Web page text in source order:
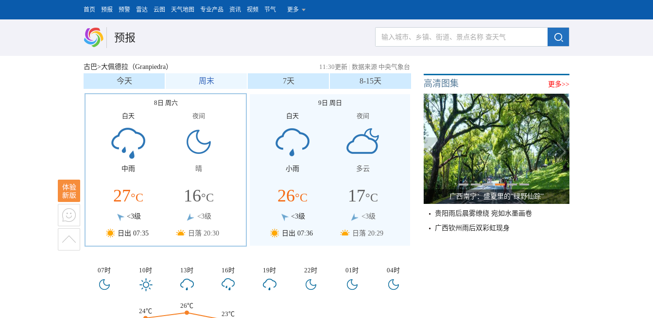
首页 预报 预警 雷达 云图 天气地图 专业产品 资讯 视频 节气 更多
预报
古巴>大佩德拉（Granpiedra） 11:30更新 | 数据来源 中央气象台
今天 周末 7天 8-15天
8日 周六
白天
中雨
27°C
<3级
日出 07:35
夜间
晴
16°C
<3级
日落 20:30
9日 周日
白天
小雨
26°C
<3级
日出 07:36
夜间
多云
17°C
<3级
日落 20:29
07时 10时 13时 16时 19时 22时 01时 04时
24℃
26℃
23℃
更多>>
高清图集
广西南宁：盛夏里的“绿野仙踪”
贵阳雨后晨雾缭绕 宛如水墨画卷
广西钦州雨后双彩虹现身